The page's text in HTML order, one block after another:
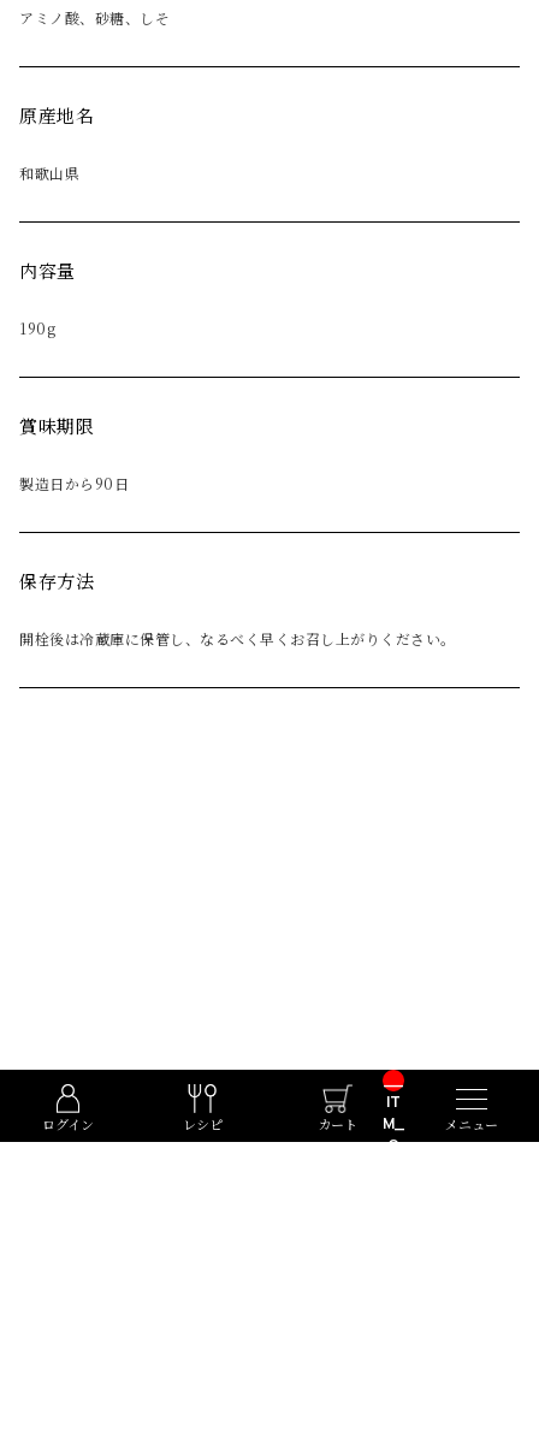
ログイン レシピ カート
__
IT
M_
C
メニュー
アミノ酸、砂糖、しそ
原産地名
和歌山県
内容量
190g
賞味期限
製造日から90日
保存方法
開栓後は冷蔵庫に保管し、なるべく早くお召し上がりください。